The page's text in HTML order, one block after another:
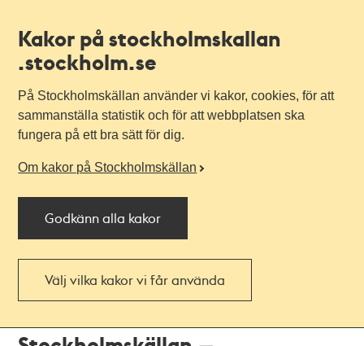
Kakor på stockholmskallan
.stockholm.se
På Stockholmskällan använder vi kakor, cookies, för att
sammanställa statistik och för att webbplatsen ska
fungera på ett bra sätt för dig.
Om kakor på Stockholmskällan
Godkänn alla kakor
Välj vilka kakor vi får använda